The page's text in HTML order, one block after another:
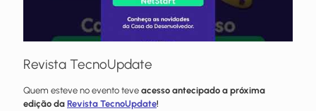
Revista TecnoUpdate
Quem esteve no evento teve acesso antecipado a próxima
edição da Revista TecnoUpdate!